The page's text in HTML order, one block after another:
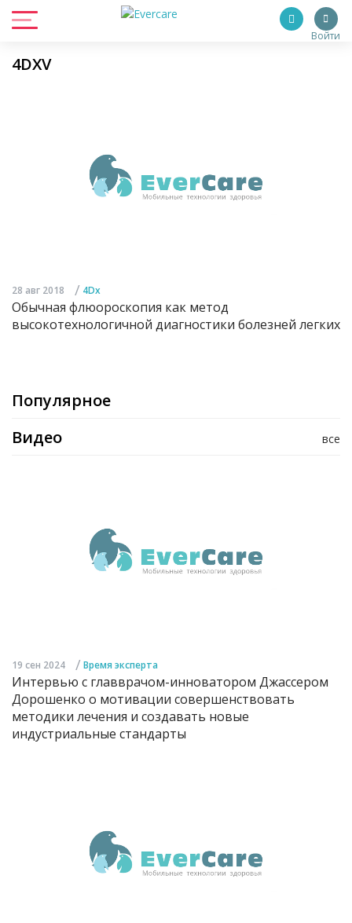
Войти
4DXV
28 авг 2018 / 4Dx
Обычная флюороскопия как метод
высокотехнологичной диагностики болезней легких
Популярное
все
Видео
19 сен 2024 / Время эксперта
Интервью с главврачом-инноватором Джассером
Дорошенко о мотивации совершенствовать
методики лечения и создавать новые
индустриальные стандарты